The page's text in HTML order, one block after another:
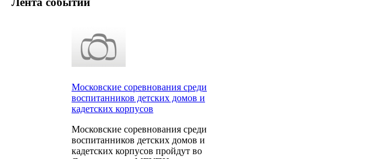
Московские соревнования среди
воспитанников детских домов и
кадетских корпусов
Московские соревнования среди
воспитанников детских домов и
кадетских корпусов пройдут во